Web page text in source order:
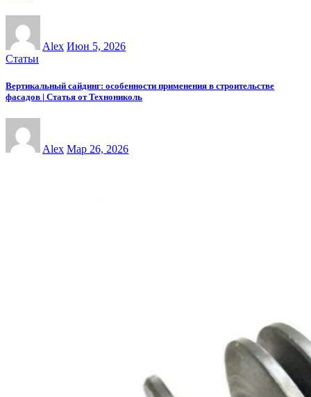
Alex Июн 5, 2026
Статьи
Вертикальный сайдинг: особенности применения в строительстве
фасадов | Статья от Технониколь
Alex Мар 26, 2026